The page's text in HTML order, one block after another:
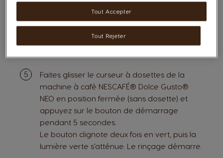
de la machine.
Faites glisser le curseur à dosettes de la
machine à café NESCAFÉ® Dolce Gusto®
NEO en position fermée (sans dosette) et
appuyez sur le bouton de démarrage
pendant 5 secondes.
Le bouton clignote deux fois en vert, puis la
lumière verte s’atténue. Le rinçage démarre.
Tout Rejeter
Tout Accepter